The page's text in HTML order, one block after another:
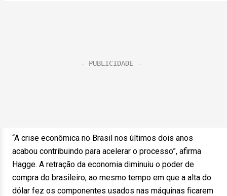
“A crise econômica no Brasil nos últimos dois anos
acabou contribuindo para acelerar o processo”, afirma
Hagge. A retração da economia diminuiu o poder de
compra do brasileiro, ao mesmo tempo em que a alta do
dólar fez os componentes usados nas máquinas ficarem